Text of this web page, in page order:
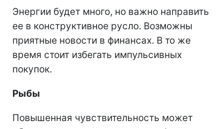
Энергии будет много, но важно направить
ее в конструктивное русло. Возможны
приятные новости в финансах. В то же
время стоит избегать импульсивных
покупок.
Рыбы
Повышенная чувствительность может